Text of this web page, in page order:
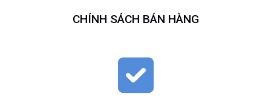
CHÍNH SÁCH BÁN HÀNG